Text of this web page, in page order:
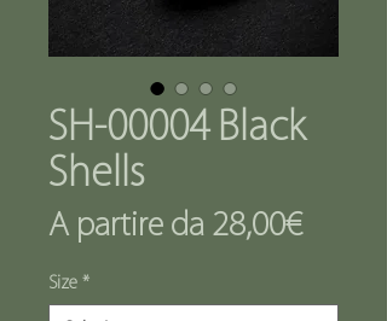
SH-00004 Black
Shells
A partire da 28,00€Prezzo
Size *